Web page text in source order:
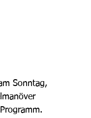
Sonntag,